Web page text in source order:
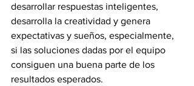
desarrollar respuestas inteligentes,
desarrolla la creatividad y genera
expectativas y sueños, especialmente,
si las soluciones dadas por el equipo
consiguen una buena parte de los
resultados esperados.